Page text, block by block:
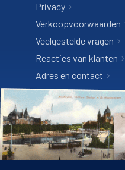
Privacy
Verkoopvoorwaarden
Veelgestelde vragen
Reacties van klanten
Adres en contact